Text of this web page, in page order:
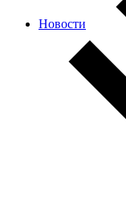
Новости